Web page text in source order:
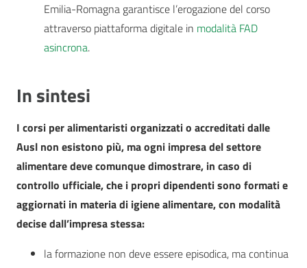
Emilia-Romagna garantisce l’erogazione del corso
attraverso piattaforma digitale in modalità FAD
asincrona.
In sintesi
I corsi per alimentaristi organizzati o accreditati dalle
Ausl non esistono più, ma ogni impresa del settore
alimentare deve comunque dimostrare, in caso di
controllo ufficiale, che i propri dipendenti sono formati e
aggiornati in materia di igiene alimentare, con modalità
decise dall’impresa stessa:
la formazione non deve essere episodica, ma continua